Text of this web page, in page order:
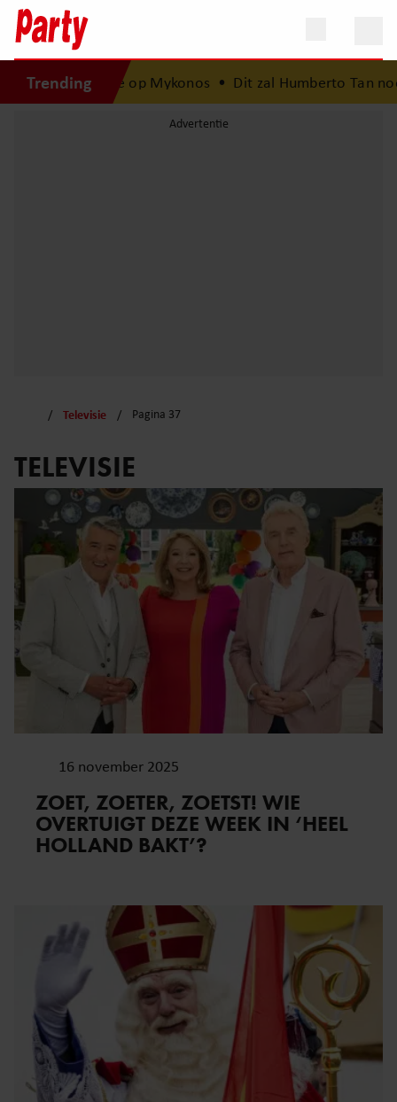
Trending
op Mykonos•Dit zal Humberto Tan nooit meer
Televisie Pagina 37
TELEVISIE
16 november 2025
ZOET, ZOETER, ZOETST! WIE
OVERTUIGT DEZE WEEK IN ‘HEEL
HOLLAND BAKT’?